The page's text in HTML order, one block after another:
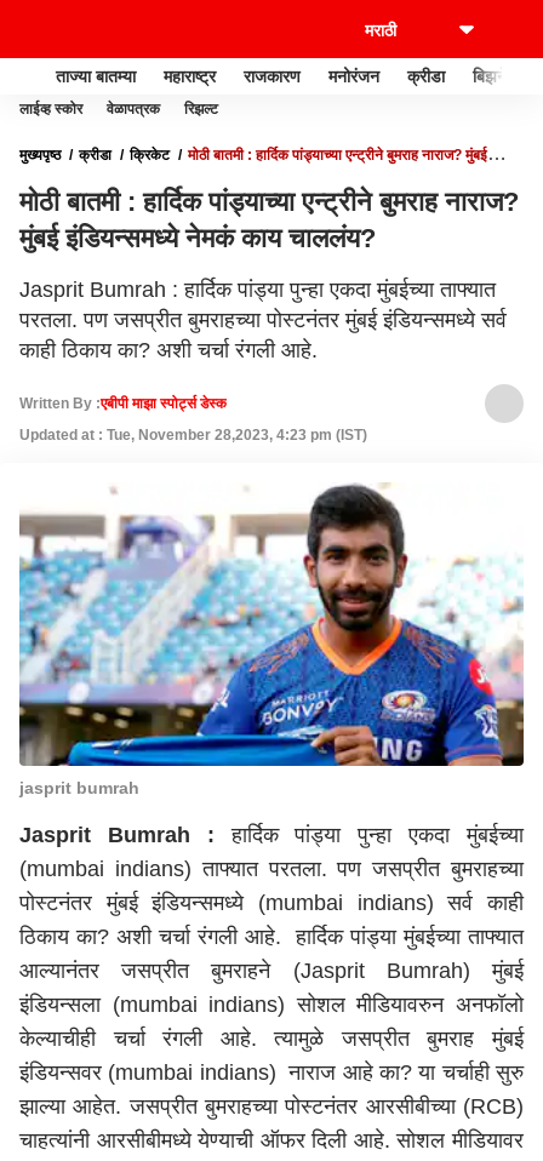
ताज्या बातम्या महाराष्ट्र राजकारण मनोरंजन क्रीडा बिझनेस
लाईव्ह स्कोर वेळापत्रक रिझल्ट
मुख्यपृष्ठ क्रीडा क्रिकेट
मोठी बातमी : हार्दिक पांड्याच्या एन्ट्रीने बुमराह नाराज? मुंबई
मोठी बातमी : हार्दिक पांड्याच्या एन्ट्रीने बुमराह नाराज?
मुंबई इंडियन्समध्ये नेमकं काय चाललंय?
Jasprit Bumrah : हार्दिक पांड्या पुन्हा एकदा मुंबईच्या ताफ्यात
परतला. पण जसप्रीत बुमराहच्या पोस्टनंतर मुंबई इंडियन्समध्ये सर्व
काही ठिकाय का? अशी चर्चा रंगली आहे.
Written By :एबीपी माझा स्पोर्ट्स डेस्क
Updated at : Tue, November 28,2023, 4:23 pm (IST)
jasprit bumrah
Jasprit Bumrah : हार्दिक पांड्या पुन्हा एकदा मुंबईच्या
(mumbai indians) ताफ्यात परतला. पण जसप्रीत बुमराहच्या
पोस्टनंतर मुंबई इंडियन्समध्ये (mumbai indians) सर्व काही
ठिकाय का? अशी चर्चा रंगली आहे. हार्दिक पांड्या मुंबईच्या ताफ्यात
आल्यानंतर जसप्रीत बुमराहने (Jasprit Bumrah) मुंबई
इंडियन्सला (mumbai indians) सोशल मीडियावरुन अनफॉलो
केल्याचीही चर्चा रंगली आहे. त्यामुळे जसप्रीत बुमराह मुंबई
इंडियन्सवर (mumbai indians) नाराज आहे का? या चर्चाही सुरु
झाल्या आहेत. जसप्रीत बुमराहच्या पोस्टनंतर आरसीबीच्या (RCB)
चाहत्यांनी आरसीबीमध्ये येण्याची ऑफर दिली आहे. सोशल मीडियावर